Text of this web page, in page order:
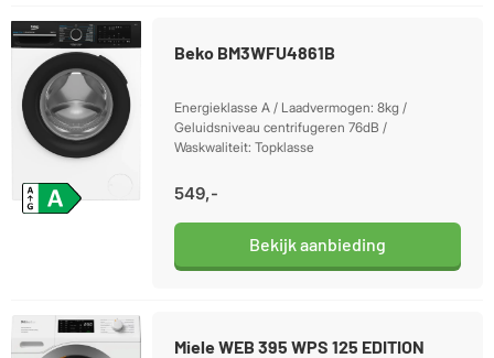
Beko BM3WFU4861B
Energieklasse A / Laadvermogen: 8kg /
Geluidsniveau centrifugeren 76dB /
Waskwaliteit: Topklasse
549,-
Bekijk aanbieding
Miele WEB 395 WPS 125 EDITION